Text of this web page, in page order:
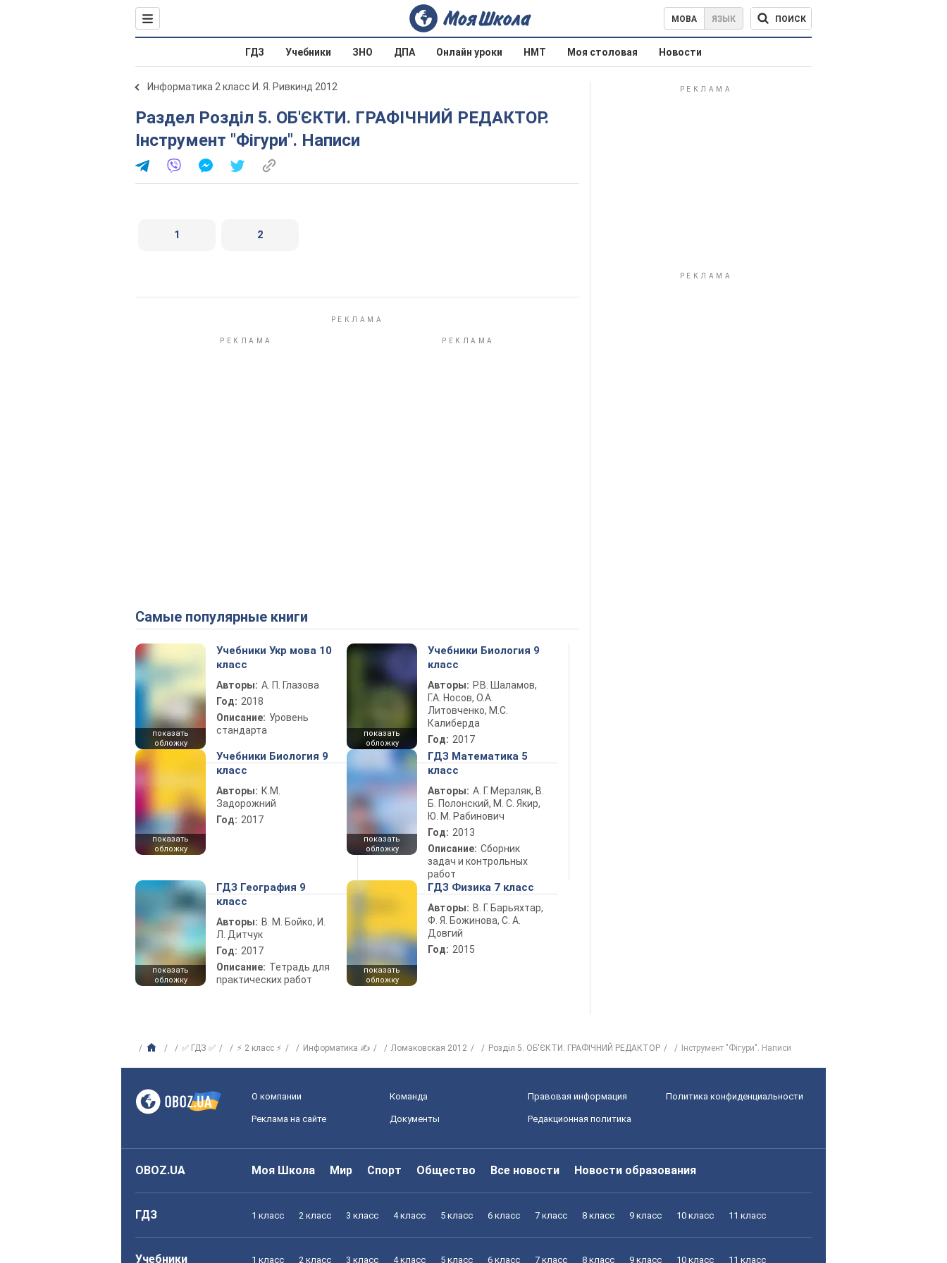
МОВА ЯЗЫК ПОИСК
ГДЗ Учебники ЗНО ДПА Онлайн уроки НМТ Моя столовая Новости
Информатика 2 класс И. Я. Ривкинд 2012
Раздел Розділ 5. ОБ'ЄКТИ. ГРАФІЧНИЙ РЕДАКТОР.
Інструмент "Фігури". Написи
1 2
Самые популярные книги
показать
обложку
Учебники Укр мова 10
класс
Авторы: А. П. Глазова
Год: 2018
Описание: Уровень
стандарта
показать
обложку
Учебники Биология 9
класс
Авторы: Р.В. Шаламов,
Г.А. Носов, О.А.
Литовченко, М.С.
Калиберда
Год: 2017
показать
обложку
Учебники Биология 9
класс
Авторы: К.М.
Задорожний
Год: 2017
показать
обложку
ГДЗ Математика 5
класс
Авторы: А. Г. Мерзляк, В.
Б. Полонский, М. С. Якир,
Ю. М. Рабинович
Год: 2013
Описание: Сборник
задач и контрольных
работ
показать
обложку
ГДЗ География 9
класс
Авторы: В. М. Бойко, И.
Л. Дитчук
Год: 2017
Описание: Тетрадь для
практических работ
показать
обложку
ГДЗ Физика 7 класс
Авторы: В. Г. Барьяхтар,
Ф. Я. Божинова, С. А.
Довгий
Год: 2015
✅ ГДЗ ✅ ⚡ 2 класс ⚡ Информатика ✍ Ломаковская 2012 Розділ 5. ОБ'ЄКТИ. ГРАФІЧНИЙ РЕДАКТОР Інструмент "Фігури". Написи
О компании Команда Правовая информация Политика конфиденциальности
Реклама на сайте Документы Редакционная политика
OBOZ.UA Моя Школа Мир Спорт Общество Все новости Новости образования
ГДЗ 1 класс 2 класс 3 класс 4 класс 5 класс 6 класс 7 класс 8 класс 9 класс 10 класс 11 класс
Учебники 1 класс 2 класс 3 класс 4 класс 5 класс 6 класс 7 класс 8 класс 9 класс 10 класс 11 класс